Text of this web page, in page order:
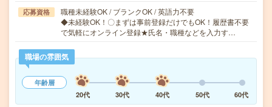
応募資格
職種未経験OK / ブランクOK / 英語力不要
◆未経験OK！〇まずは事前登録だけでもOK！履歴書不要
で気軽にオンライン登録★氏名・職種などを入力す…
職場の雰囲気
年齢層
20代
30代 40代 50代 60代